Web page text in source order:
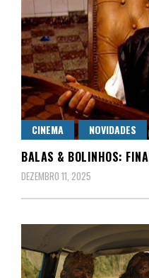
CINEMA NOVIDADES
BALAS & BOLINHOS:
DEZEMBRO 11, 2025